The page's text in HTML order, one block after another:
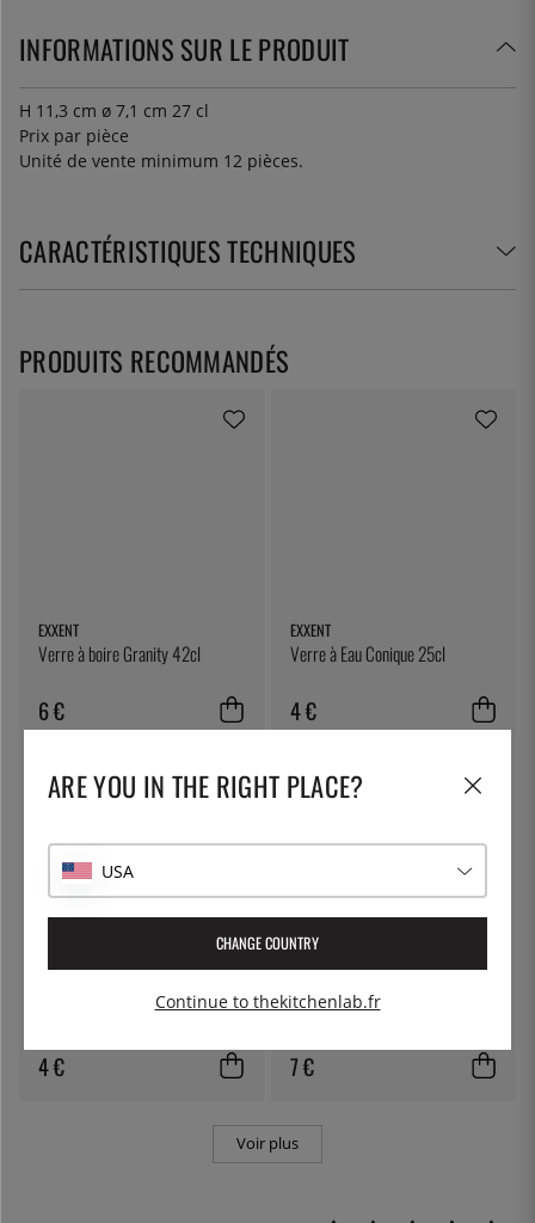
INFORMATIONS SUR LE PRODUIT
H 11,3 cm ø 7,1 cm 27 cl
Prix par pièce
Unité de vente minimum 12 pièces.
CARACTÉRISTIQUES TECHNIQUES
EXXENT
Verre à boire Granity 42cl
6 €
EXXENT
Verre à Eau Conique 25cl
4 €
Olives, Manzanilla - Bernal
4 €
Couteau d'office 8 cm, plastique
7 €
Voir plus
PRODUITS RECOMMANDÉS
ARE YOU IN THE RIGHT PLACE?
USA
CHANGE COUNTRY
Continue to thekitchenlab.fr